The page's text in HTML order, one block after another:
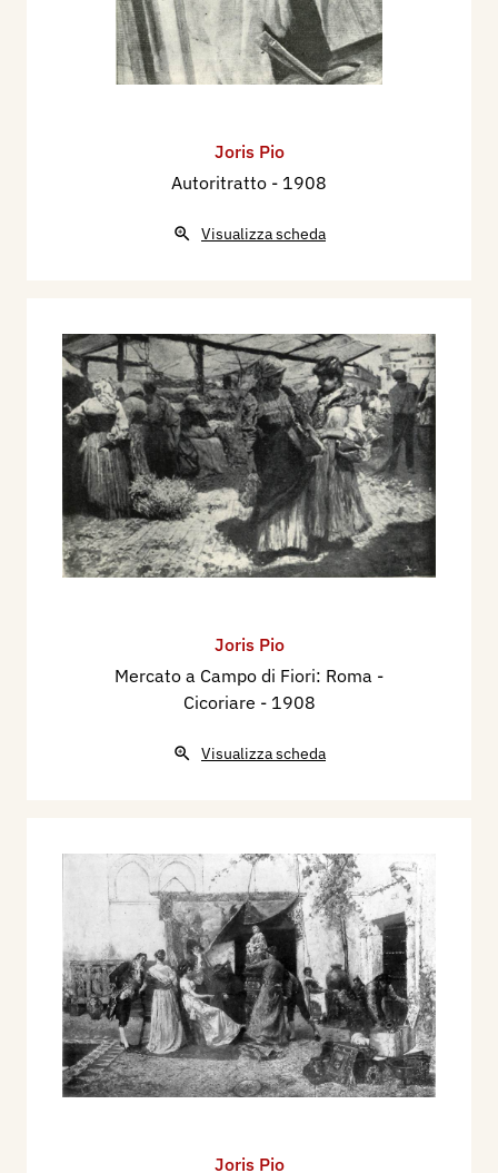
Joris Pio
Autoritratto - 1908
Visualizza scheda
Joris Pio
Mercato a Campo di Fiori: Roma -
Cicoriare - 1908
Visualizza scheda
Joris Pio